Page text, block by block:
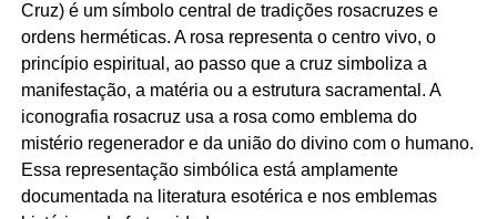
Cruz) é um símbolo central de tradições rosacruzes e
ordens herméticas. A rosa representa o centro vivo, o
princípio espiritual, ao passo que a cruz simboliza a
manifestação, a matéria ou a estrutura sacramental. A
iconografia rosacruz usa a rosa como emblema do
mistério regenerador e da união do divino com o humano.
Essa representação simbólica está amplamente
documentada na literatura esotérica e nos emblemas